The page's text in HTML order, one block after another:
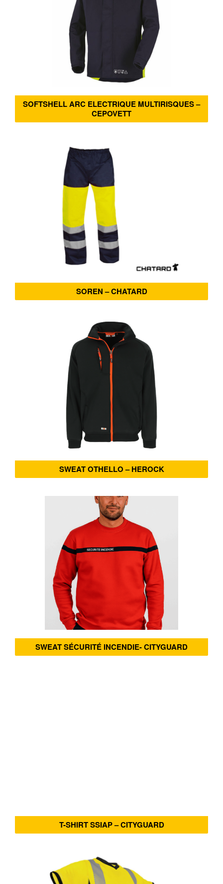
SOFTSHELL ARC ELECTRIQUE MULTIRISQUES –
CEPOVETT
SOREN – CHATARD
SWEAT OTHELLO – HEROCK
SWEAT SÉCURITÉ INCENDIE- CITYGUARD
T-SHIRT SSIAP – CITYGUARD